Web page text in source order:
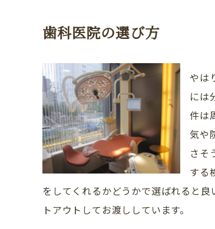
歯科医院の選び方
やは
には
件は
気や
さそ
する
をしてくれるかどうかで選ばれると
トアウトしてお渡ししています。